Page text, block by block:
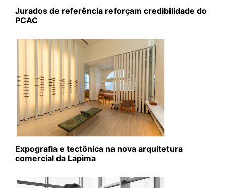
Jurados de referência reforçam credibilidade do
PCAC
Expografia e tectônica na nova arquitetura
comercial da Lapima